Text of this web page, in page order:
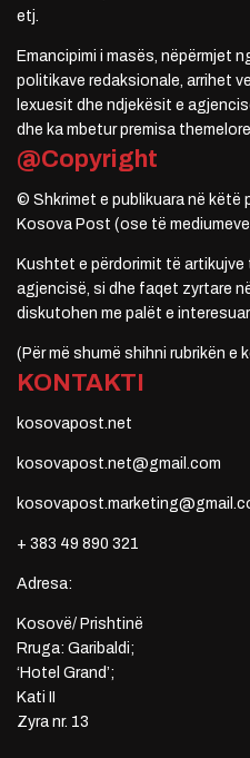
etj.
Emancipimi i masës, nëpërmjet
politikave redaksionale, arrihet
lexuesit dhe ndjekësit e
dhe ka mbetur premisa
@Copyright
© Shkrimet e publikuara në këtë
Kosova Post (ose të
Kushtet e përdorimit të artikujve
agjencisë, si dhe faqet zyrtare
diskutohen me palët e
(Për më shumë shihni rubrikën e
KONTAKTI
kosovapost.net
kosovapost.net@gmail.com
+ 383 49 890 321
Adresa:
Kosovë/ Prishtinë
Rruga: Garibaldi;
‘Hotel Grand’;
Kati II
Zyra nr. 13